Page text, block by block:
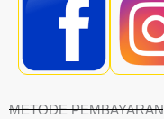
METODE PEMBAYARAN